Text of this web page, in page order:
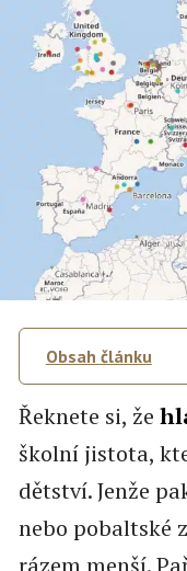
Obsah článku
Řeknete si, že
školní jistota,
dětství. Jenže
nebo pobaltské